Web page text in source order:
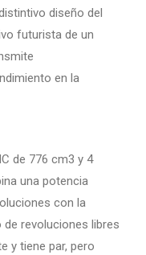
diseño del
futurista de un
en la
de 776 cm3 y 4
una potencia
con la
revoluciones libres
y tiene par, pero